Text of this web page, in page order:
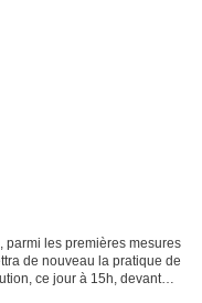
parmi les premières mesures
de nouveau la pratique de
ce jour à 15h, devant